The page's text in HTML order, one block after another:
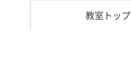
教室トップ